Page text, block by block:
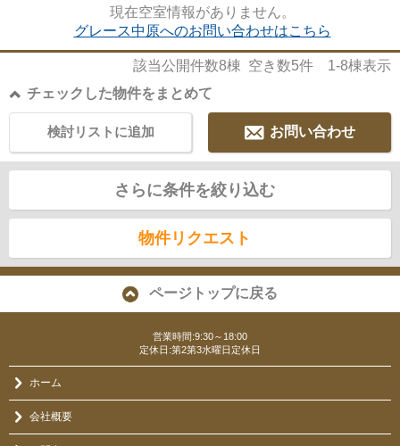
現在空室情報がありません。
グレース中原へのお問い合わせはこちら
該当公開件数8棟 空き数5件 1-8棟表示
チェックした物件をまとめて
お問い合わせ
検討リストに追加
さらに条件を絞り込む
物件リクエスト
ページトップに戻る
営業時間:9:30～18:00
定休日:第2第3水曜日定休日
ホーム
会社概要